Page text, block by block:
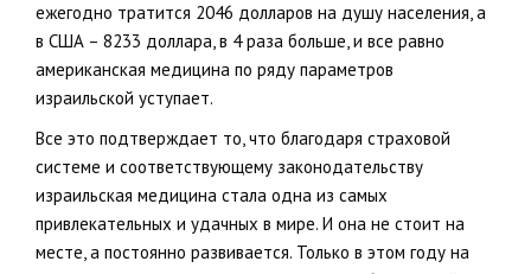
ежегодно тратится 2046 долларов на душу населения, а
в США – 8233 доллара, в 4 раза больше, и все равно
американская медицина по ряду параметров
израильской уступает.
Все это подтверждает то, что благодаря страховой
системе и соответствующему законодательству
израильская медицина стала одна из самых
привлекательных и удачных в мире. И она не стоит на
месте, а постоянно развивается. Только в этом году на